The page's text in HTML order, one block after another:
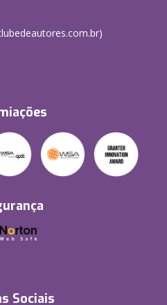
Sociais